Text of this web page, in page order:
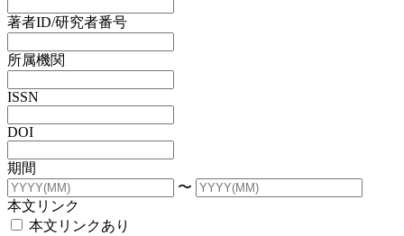
著者ID/研究者番号
所属機関
ISSN
DOI
期間
〜
本文リンク
本文リンクあり